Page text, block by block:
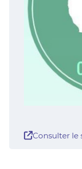
Consulter le